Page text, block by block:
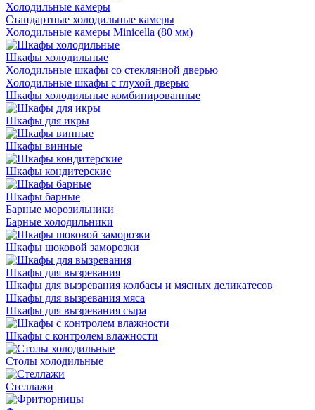
Холодильные камеры
Стандартные холодильные камеры
Холодильные камеры Minicella (80 мм)
Шкафы холодильные
Холодильные шкафы со стеклянной дверью
Холодильные шкафы с глухой дверью
Шкафы холодильные комбинированные
Шкафы для икры
Шкафы винные
Шкафы кондитерские
Шкафы барные
Барные морозильники
Барные холодильники
Шкафы шоковой заморозки
Шкафы для вызревания
Шкафы для вызревания колбасы и мясных деликатесов
Шкафы для вызревания мяса
Шкафы для вызревания сыра
Шкафы с контролем влажности
Столы холодильные
Стеллажи